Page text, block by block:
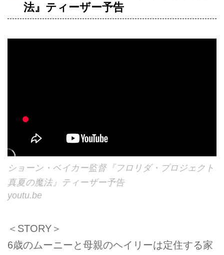
法』ティーザー予告
ショーン・ベイカー監督『フロリダ・プロジェクト
真夏の魔法』ティーザー予告
youtu.be
＜STORY＞
6歳のムーニーと母親のヘイリーは定住する家